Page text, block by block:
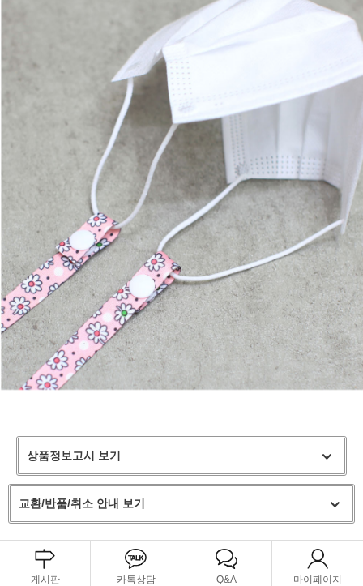
상품정보고시 보기
교환/반품/취소 안내 보기
게시판 카톡상담 Q&A 마이페이지